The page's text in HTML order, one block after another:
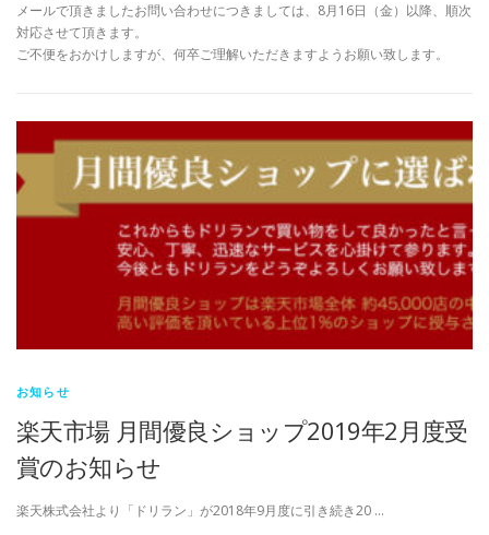
メールで頂きましたお問い合わせにつきましては、8月16日（金）以降、順次
対応させて頂きます。
ご不便をおかけしますが、何卒ご理解いただきますようお願い致します。
お知らせ
楽天市場 月間優良ショップ2019年2月度受
賞のお知らせ
楽天株式会社より「ドリラン」が2018年9月度に引き続き20 …